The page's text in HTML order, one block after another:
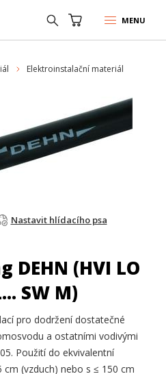
MENU
Elektroinstalační materiál
Nastavit hlídacího psa
DEHN (HVI LO
SW M)
pro dodržení dostatečné
a ostatními vodivými
Použití do ekvivalentní
(vzduch) nebo s ≤ 150 cm